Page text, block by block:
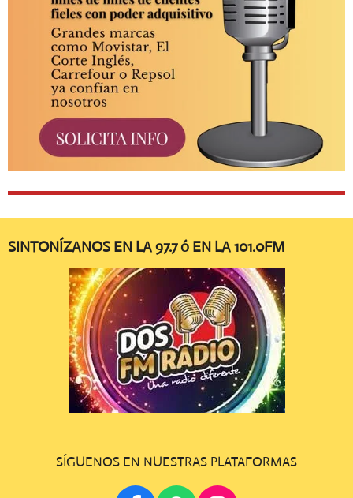
SINTONÍZANOS EN LA 97.7 ó EN LA 101.0FM
SÍGUENOS EN NUESTRAS PLATAFORMAS